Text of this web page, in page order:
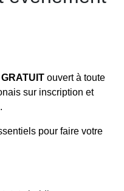
GRATUITouvert à toute
sur inscription et
pour faire votre